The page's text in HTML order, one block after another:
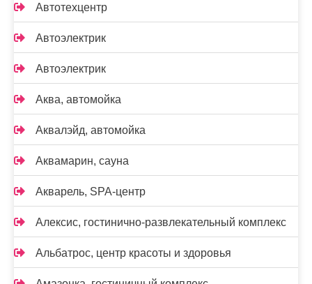
Автотехцентр
Автоэлектрик
Автоэлектрик
Аква, автомойка
Аквалэйд, автомойка
Аквамарин, сауна
Акварель, SPA-центр
Алексис, гостинично-развлекательный комплекс
Альбатрос, центр красоты и здоровья